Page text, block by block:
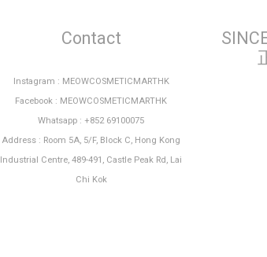
Contact
Instagram : MEOWCOSMETICMARTHK
Facebook : MEOWCOSMETICMARTHK
Whatsapp : +852 69100075
Address : Room 5A, 5/F, Block C, Hong Kong
Industrial Centre, 489-491, Castle Peak Rd, Lai
Chi Kok